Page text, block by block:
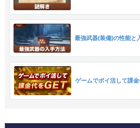
最強武器(装備)の性能と
ゲームでポイ活して課金